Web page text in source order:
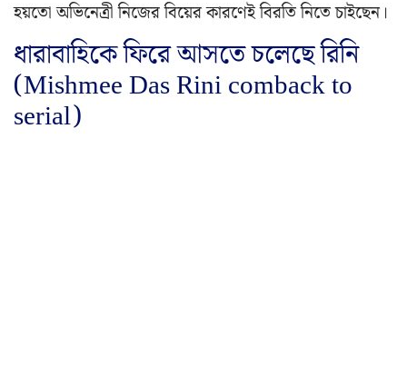
হয়তো অভিনেত্রী নিজের বিয়ের কারণেই বিরতি নিতে চাইছেন।
ধারাবাহিকে ফিরে আসতে চলেছে রিনি
(Mishmee Das Rini comback to
serial)